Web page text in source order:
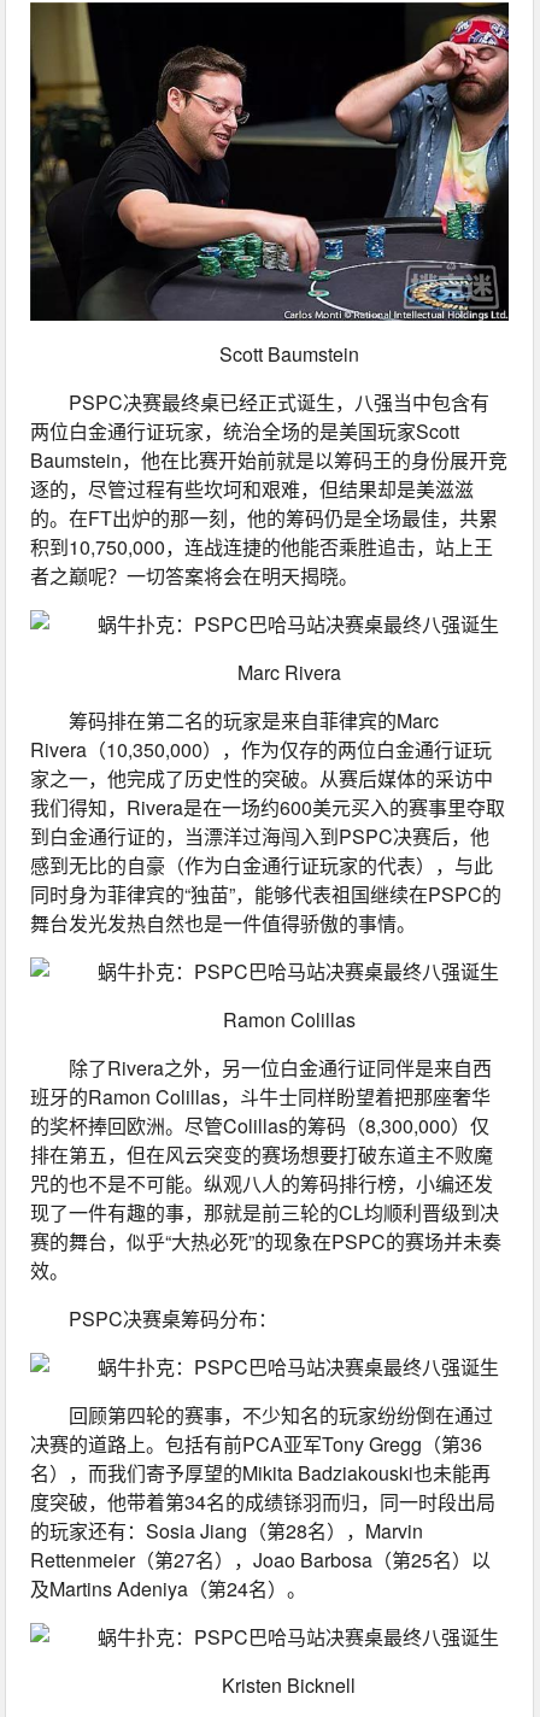
Scott Baumstein
PSPC决赛最终桌已经正式诞生，八强当中包含有
两位白金通行证玩家，统治全场的是美国玩家Scott
Baumstein，他在比赛开始前就是以筹码王的身份展开竞
逐的，尽管过程有些坎坷和艰难，但结果却是美滋滋
的。在FT出炉的那一刻，他的筹码仍是全场最佳，共累
积到10,750,000，连战连捷的他能否乘胜追击，站上王
者之巅呢？一切答案将会在明天揭晓。
Marc Rivera
筹码排在第二名的玩家是来自菲律宾的Marc
Rivera（10,350,000），作为仅存的两位白金通行证玩
家之一，他完成了历史性的突破。从赛后媒体的采访中
我们得知，Rivera是在一场约600美元买入的赛事里夺取
到白金通行证的，当漂洋过海闯入到PSPC决赛后，他
感到无比的自豪（作为白金通行证玩家的代表），与此
同时身为菲律宾的“独苗”，能够代表祖国继续在PSPC的
舞台发光发热自然也是一件值得骄傲的事情。
Ramon Colillas
除了Rivera之外，另一位白金通行证同伴是来自西
班牙的Ramon Colillas，斗牛士同样盼望着把那座奢华
的奖杯捧回欧洲。尽管Colillas的筹码（8,300,000）仅
排在第五，但在风云突变的赛场想要打破东道主不败魔
咒的也不是不可能。纵观八人的筹码排行榜，小编还发
现了一件有趣的事，那就是前三轮的CL均顺利晋级到决
赛的舞台，似乎“大热必死”的现象在PSPC的赛场并未奏
效。
PSPC决赛桌筹码分布：
回顾第四轮的赛事，不少知名的玩家纷纷倒在通过
决赛的道路上。包括有前PCA亚军Tony Gregg（第36
名），而我们寄予厚望的Mikita Badziakouski也未能再
度突破，他带着第34名的成绩铩羽而归，同一时段出局
的玩家还有：Sosia Jiang（第28名），Marvin
Rettenmeier（第27名），Joao Barbosa（第25名）以
及Martins Adeniya（第24名）。
Kristen Bicknell